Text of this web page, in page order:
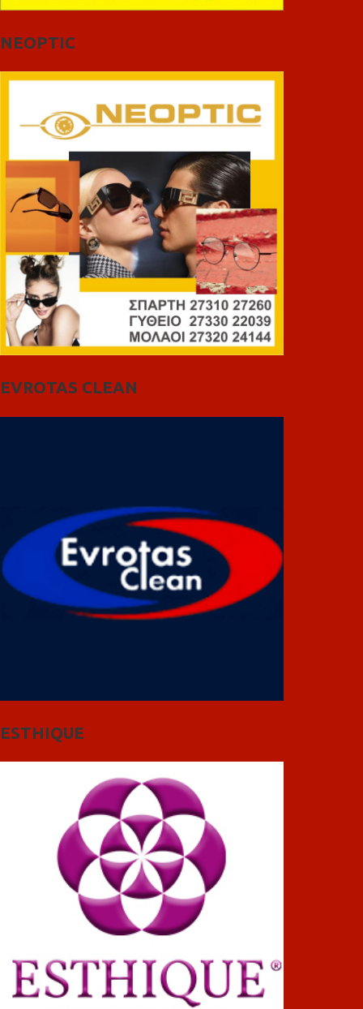
NEOPTIC
EVROTAS CLEAN
ESTHIQUE